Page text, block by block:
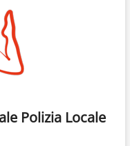
Polizia Locale